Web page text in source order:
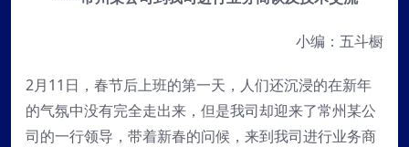
小编：五斗橱
2月11日，春节后上班的第一天，人们还沉浸的在新年
的气氛中没有完全走出来，但是我司却迎来了常州某公
司的一行领导，带着新春的问候，来到我司进行业务商